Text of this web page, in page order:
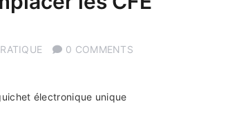
0 COMMENTS
électronique unique